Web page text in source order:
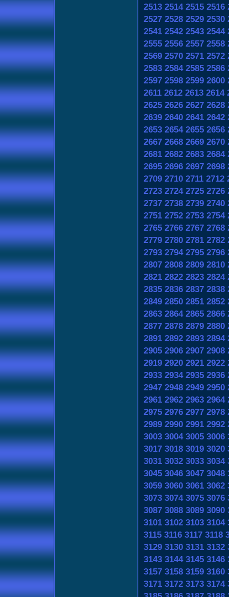
2513 2514 2515 2516
2527 2528 2529 2530
2541 2542 2543 2544
2555 2556 2557 2558
2569 2570 2571 2572
2583 2584 2585 2586
2597 2598 2599 2600
2611 2612 2613 2614
2625 2626 2627 2628
2639 2640 2641 2642
2653 2654 2655 2656
2667 2668 2669 2670
2681 2682 2683 2684
2695 2696 2697 2698
2709 2710 2711 2712
2723 2724 2725 2726
2737 2738 2739 2740
2751 2752 2753 2754
2765 2766 2767 2768
2779 2780 2781 2782
2793 2794 2795 2796
2807 2808 2809 2810
2821 2822 2823 2824
2835 2836 2837 2838
2849 2850 2851 2852
2863 2864 2865 2866
2877 2878 2879 2880
2891 2892 2893 2894
2905 2906 2907 2908
2919 2920 2921 2922
2933 2934 2935 2936
2947 2948 2949 2950
2961 2962 2963 2964
2975 2976 2977 2978
2989 2990 2991 2992
3003 3004 3005 3006
3017 3018 3019 3020
3031 3032 3033 3034
3045 3046 3047 3048
3059 3060 3061 3062
3073 3074 3075 3076
3087 3088 3089 3090
3101 3102 3103 3104
3115 3116 3117 3118
3129 3130 3131 3132
3143 3144 3145 3146
3157 3158 3159 3160
3171 3172 3173 3174